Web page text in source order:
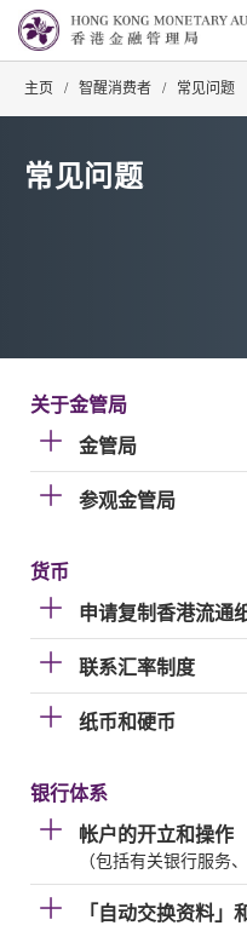
主页 / 智醒消费者 / 常见问题
常见问题
关于金管局
金管局
参观金管局
货币
申请复制香港流通
联系汇率制度
纸币和硬币
银行体系
帐户的开立和操作
（包括有关银行服务
「自动交换资料」